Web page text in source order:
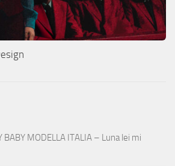
BABY MODELLA ITALIA – Luna lei mi